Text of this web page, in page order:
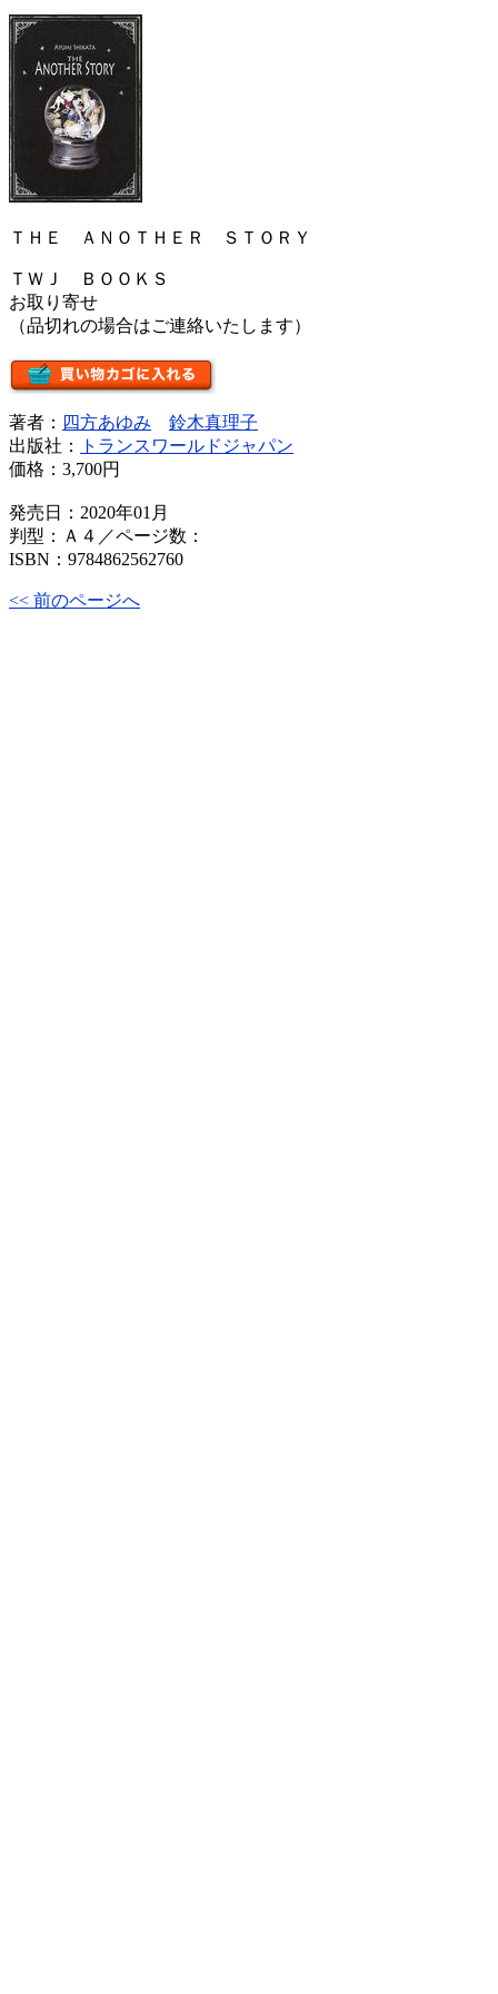
ＴＨＥ ＡＮＯＴＨＥＲ ＳＴＯＲＹ
ＴＷＪ ＢＯＯＫＳ
お取り寄せ
（品切れの場合はご連絡いたします）
著者： 四方あゆみ
鈴木真理子
出版社：
トランスワールドジャパン
価格： 3,700円
発売日：2020年01月
判型：Ａ４／ページ数：
ISBN：9784862562760
<< 前のページへ